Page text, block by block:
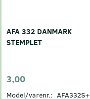
AFA 332 DANMARK
STEMPLET
3,00
Model/varenr.: AFA332S+